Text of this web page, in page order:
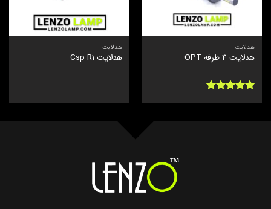
هدلایت
هدلایت 4 طرفه OPT
هدلایت
هدلایت Csp R1